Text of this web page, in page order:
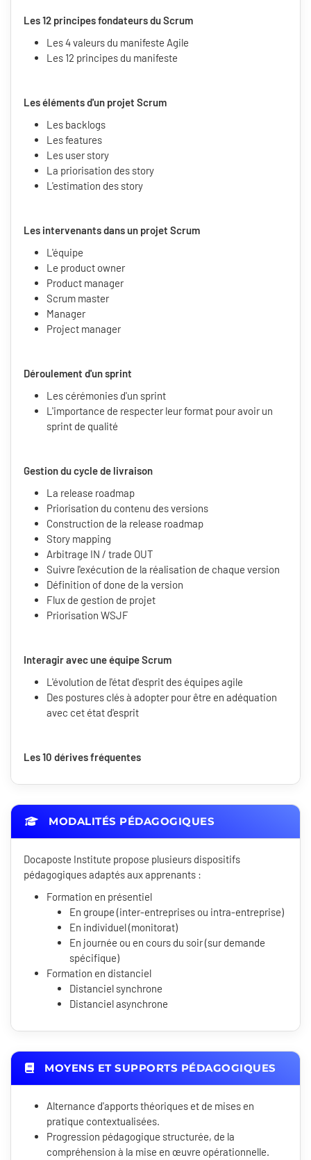
Les 12 principes fondateurs du Scrum
Les 4 valeurs du manifeste Agile
Les 12 principes du manifeste
Les éléments d'un projet Scrum
Les backlogs
Les features
Les user story
La priorisation des story
L'estimation des story
Les intervenants dans un projet Scrum
L'équipe
Le product owner
Product manager
Scrum master
Manager
Project manager
Déroulement d'un sprint
Les cérémonies d'un sprint
L'importance de respecter leur format pour avoir un
sprint de qualité
Gestion du cycle de livraison
La release roadmap
Priorisation du contenu des versions
Construction de la release roadmap
Story mapping
Arbitrage IN / trade OUT
Suivre l'exécution de la réalisation de chaque version
Définition of done de la version
Flux de gestion de projet
Priorisation WSJF
Interagir avec une équipe Scrum
L'évolution de l'état d'esprit des équipes agile
Des postures clés à adopter pour être en adéquation
avec cet état d'esprit
Les 10 dérives fréquentes
MODALITÉS PÉDAGOGIQUES
Docaposte Institute propose plusieurs dispositifs
pédagogiques adaptés aux apprenants :
Formation en présentiel
En groupe (inter-entreprises ou intra-entreprise)
En individuel (monitorat)
En journée ou en cours du soir (sur demande
spécifique)
Formation en distanciel
Distanciel synchrone
Distanciel asynchrone
MOYENS ET SUPPORTS PÉDAGOGIQUES
Alternance d'apports théoriques et de mises en
pratique contextualisées.
Progression pédagogique structurée, de la
compréhension à la mise en œuvre opérationnelle.